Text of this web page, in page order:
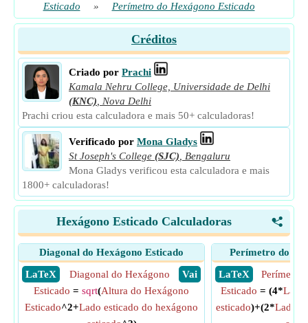
Esticado
» Perímetro do Hexágono Esticado
Créditos
Criado por Prachi
Kamala Nehru College, Universidade de Delhi
(KNC)
Nova Delhi
Prachi criou esta calculadora e mais 50+ calculadoras!
Verificado por Mona Gladys
St Joseph's College (SJC)
Bengaluru
Mona Gladys verificou esta calculadora e mais
1800+ calculadoras!
<
Hexágono Esticado Calculadoras
Diagonal do Hexágono Esticado
​ LaTeX
​ Vai
Diagonal do Hexágono
Esticado = sqrt(Altura do Hexágono
Esticado^2+Lado esticado do hexágono
Perímetro do
​ LaTeX
Perímetro
Esticado = (4*Lado
esticado)+(2*Lado